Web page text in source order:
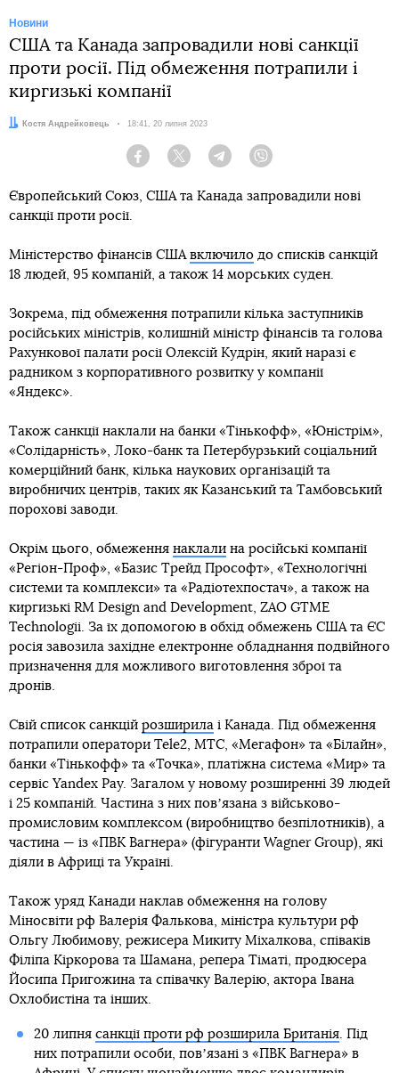
Новини
США та Канада запровадили нові санкції
проти росії. Під обмеження потрапили і
киргизькі компанії
Автор:Костя Андрейковець Дата:
18:41, 20 липня 2023
Facebook Twitter Telegram
Європейський Союз, США та Канада запровадили нові
санкції проти росії.
Міністерство фінансів США включило до списків санкцій
18 людей, 95 компаній, а також 14 морських суден.
Зокрема, під обмеження потрапили кілька заступників
російських міністрів, колишній міністр фінансів та голова
Рахункової палати росії Олексій Кудрін, який наразі є
радником з корпоративного розвитку у компанії
«Яндекс».
Також санкції наклали на банки «Тінькофф», «Юністрім»,
«Солідарність», Локо-банк та Петербурзький соціальний
комерційний банк, кілька наукових організацій та
виробничих центрів, таких як Казанський та Тамбовський
порохові заводи.
Окрім цього, обмеження наклали на російські компанії
«Регіон-Проф», «Базис Трейд Прософт», «Технологічні
системи та комплекси» та «Радіотехпостач», а також на
киргизькі RM Design and Development, ZAO GTME
Technologii. За їх допомогою в обхід обмежень США та ЄС
росія завозила західне електронне обладнання подвійного
призначення для можливого виготовлення зброї та
дронів.
Свій список санкцій розширила і Канада. Під обмеження
потрапили оператори Tele2, МТС, «Мегафон» та «Білайн»,
банки «Тінькофф» та «Точка», платіжна система «Мир» та
сервіс Yandex Pay. Загалом у новому розширенні 39 людей
і 25 компаній. Частина з них повʼязана з військово-
промисловим комплексом (виробництво безпілотників), а
частина — із «ПВК Вагнера» (фігуранти Wagner Group), які
діяли в Африці та Україні.
Також уряд Канади наклав обмеження на голову
Міносвіти рф Валерія Фалькова, міністра культури рф
Ольгу Любимову, режисера Микиту Міхалкова, співаків
Філіпа Кіркорова та Шамана, репера Тіматі, продюсера
Йосипа Пригожина та співачку Валерію, актора Івана
Охлобистіна та інших.
20 липня санкції проти рф розширила Британія. Під
них потрапили особи, повʼязані з «ПВК Вагнера» в